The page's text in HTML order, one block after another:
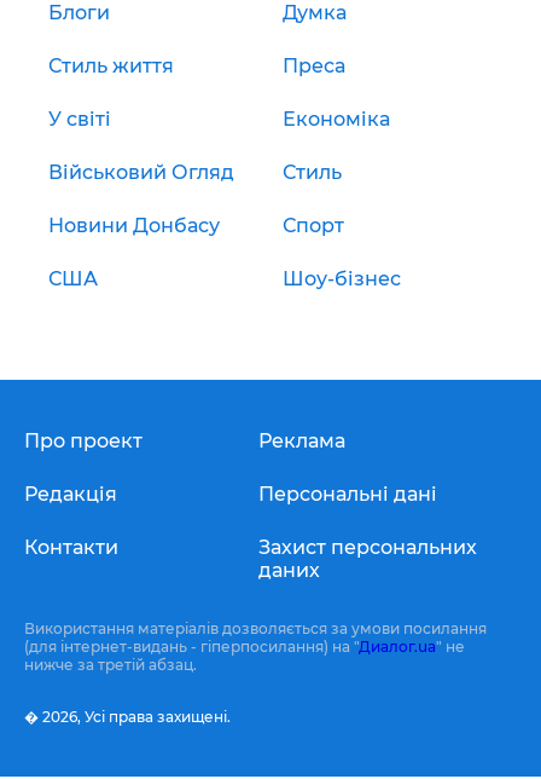
Блоги Думка
Стиль життя Преса
У світі Економіка
Військовий Огляд Стиль
Новини Донбасу Спорт
США Шоу-бізнес
Про проект
Редакція
Контакти
Реклама
Персональні дані
Захист персональних
даних
Використання матеріалів дозволяється за умови посилання
(для інтернет-видань - гіперпосилання) на "Диалог.ua" не
нижче за третій абзац.
� 2026, Усі права захищені.